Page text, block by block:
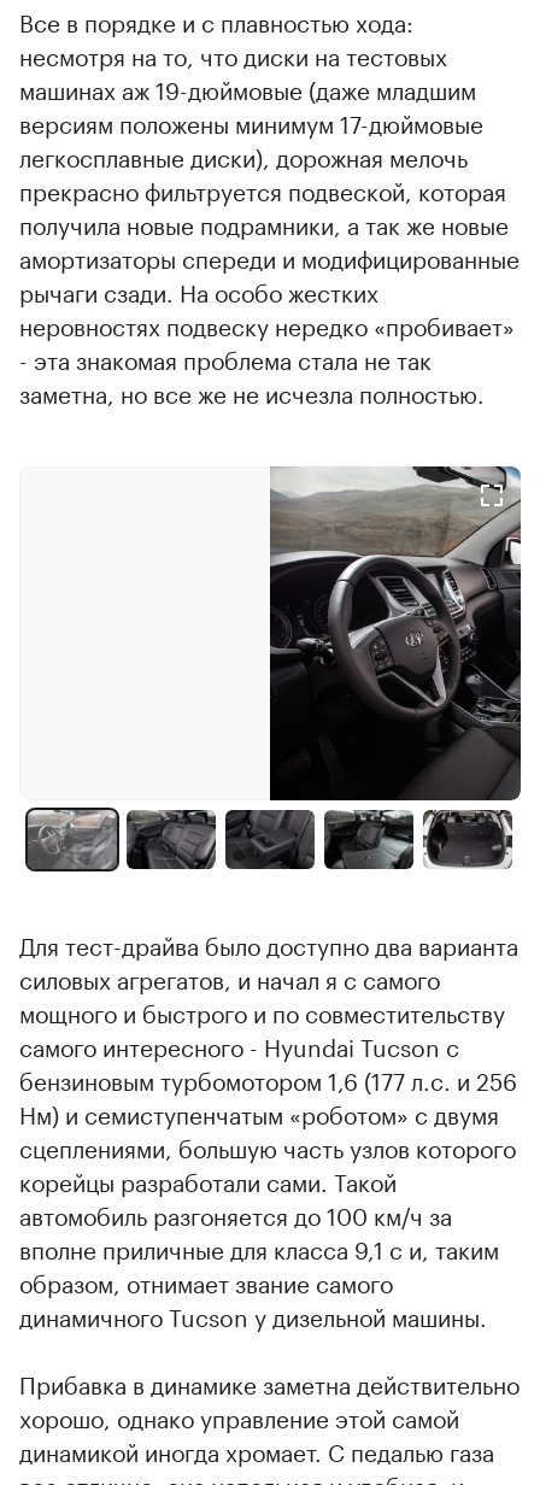
Все в порядке и с плавностью хода:
несмотря на то, что диски на тестовых
машинах аж 19-дюймовые (даже младшим
версиям положены минимум 17-дюймовые
легкосплавные диски), дорожная мелочь
прекрасно фильтруется подвеской, которая
получила новые подрамники, а так же новые
амортизаторы спереди и модифицированные
рычаги сзади. На особо жестких
неровностях подвеску нередко «пробивает»
- эта знакомая проблема стала не так
заметна, но все же не исчезла полностью.
Для тест-драйва было доступно два варианта
силовых агрегатов, и начал я с самого
мощного и быстрого и по совместительству
самого интересного - Hyundai Tucson с
бензиновым турбомотором 1,6 (177 л.с. и 256
Нм) и семиступенчатым «роботом» с двумя
сцеплениями, большую часть узлов которого
корейцы разработали сами. Такой
автомобиль разгоняется до 100 км/ч за
вполне приличные для класса 9,1 с и, таким
образом, отнимает звание самого
динамичного Tucson у дизельной машины.
Прибавка в динамике заметна действительно
хорошо, однако управление этой самой
динамикой иногда хромает. С педалью газа